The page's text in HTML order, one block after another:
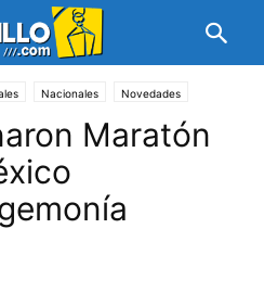
Nacionales Novedades
Maratón